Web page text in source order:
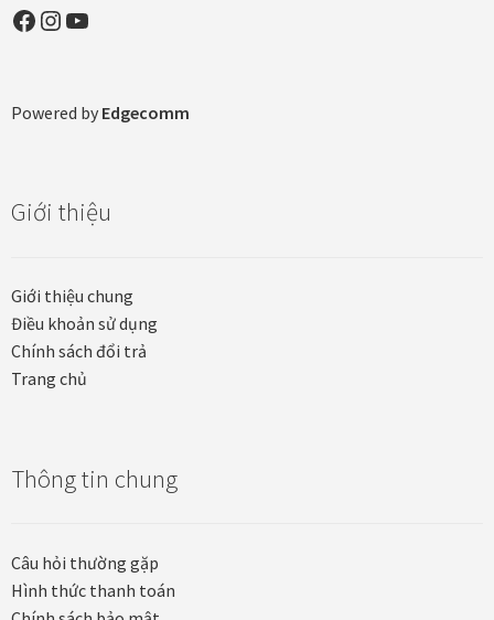
Wheels of Time
Các dòng giấy in Giclee
Catalogue
Catalogue Bộ Sưu Tập Mã Vương
Đóng khung tranh thảm Dubai
Facebook
Instagram
YouTube
Powered by Edgecomm
Giới thiệu
Giới thiệu chung
Điều khoản sử dụng
Chính sách đổi trả
Trang chủ
Thông tin chung
Câu hỏi thường gặp
Hình thức thanh toán